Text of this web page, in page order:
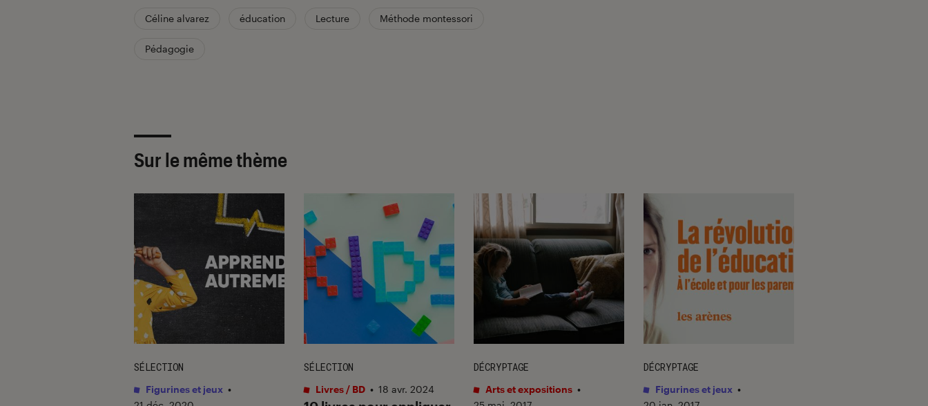
Céline alvarez éducation Lecture Méthode montessori
Pédagogie
Sur le même thème
SÉLECTION
Figurines et jeux •
SÉLECTION
Livres / BD • 18 avr. 2024
DÉCRYPTAGE
Arts et expositions •
DÉCRYPTAGE
Figurines et jeux •